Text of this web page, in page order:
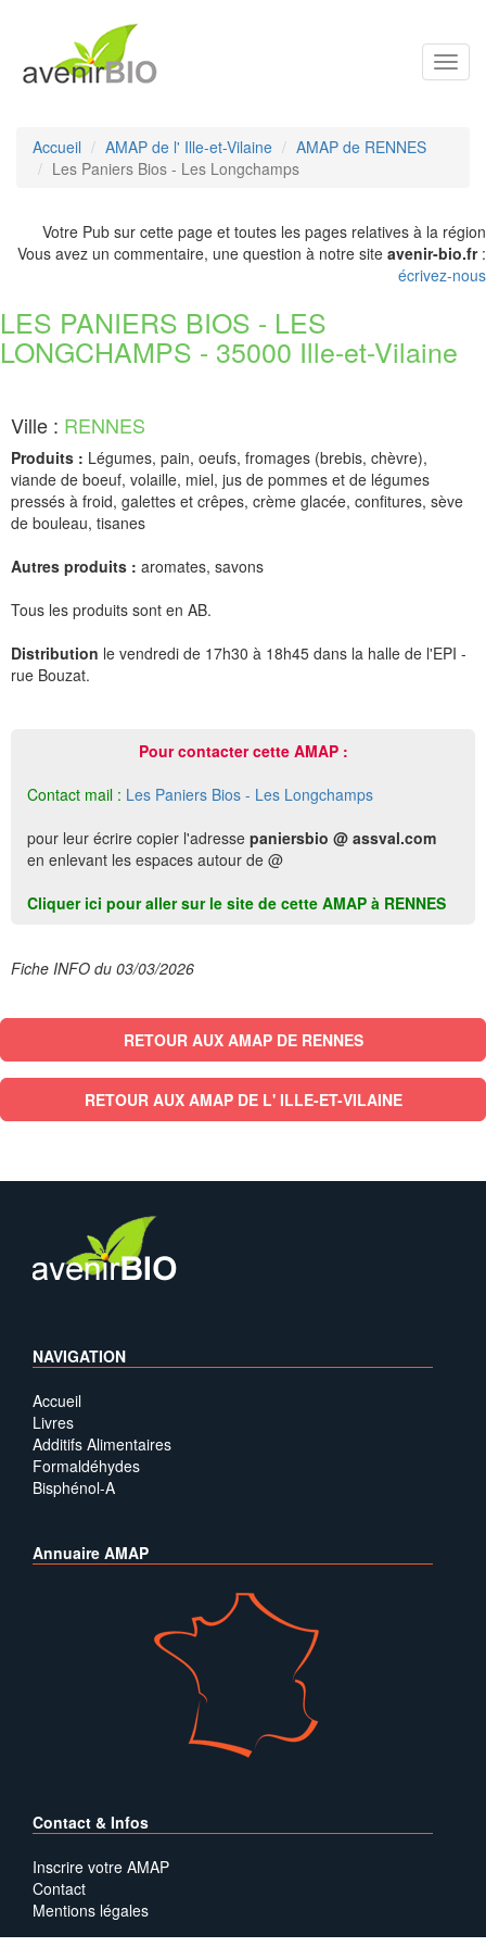
Accueil AMAP de l' Ille-et-Vilaine
AMAP de RENNES
Les Paniers Bios - Les Longchamps
Votre Pub sur cette page et toutes les pages relatives à la région
Vous avez un commentaire, une question à notre site avenir-bio.fr:
écrivez-nous
LES PANIERS BIOS - LES
LONGCHAMPS - 35000 Ille-et-Vilaine
Ville : RENNES
Produits : Légumes, pain, oeufs, fromages (brebis, chèvre),
viande de boeuf, volaille, miel, jus de pommes et de légumes
pressés à froid, galettes et crêpes, crème glacée, confitures, sève
de bouleau, tisanes
Autres produits : aromates, savons
Tous les produits sont en AB.
Distribution le vendredi de 17h30 à 18h45 dans la halle de l'EPI -
rue Bouzat.
Pour contacter cette AMAP :
Contact mail : Les Paniers Bios - Les Longchamps
pour leur écrire copier l'adresse paniersbio @ assval.com
en enlevant les espaces autour de @
Cliquer ici pour aller sur le site de cette AMAP à RENNES
Fiche INFO du 03/03/2026
RETOUR AUX AMAP DE RENNES
RETOUR AUX AMAP DE L' ILLE-ET-VILAINE
NAVIGATION
Accueil
Livres
Additifs Alimentaires
Formaldéhydes
Bisphénol-A
Annuaire AMAP
Contact & Infos
Inscrire votre AMAP
Contact
Mentions légales